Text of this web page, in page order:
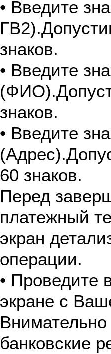
• Введите
знаков.
• Введите
знаков.
• Введите
60 знаков.
Перед
платежный
экран
операции.
• Проведите
экране с
банковские